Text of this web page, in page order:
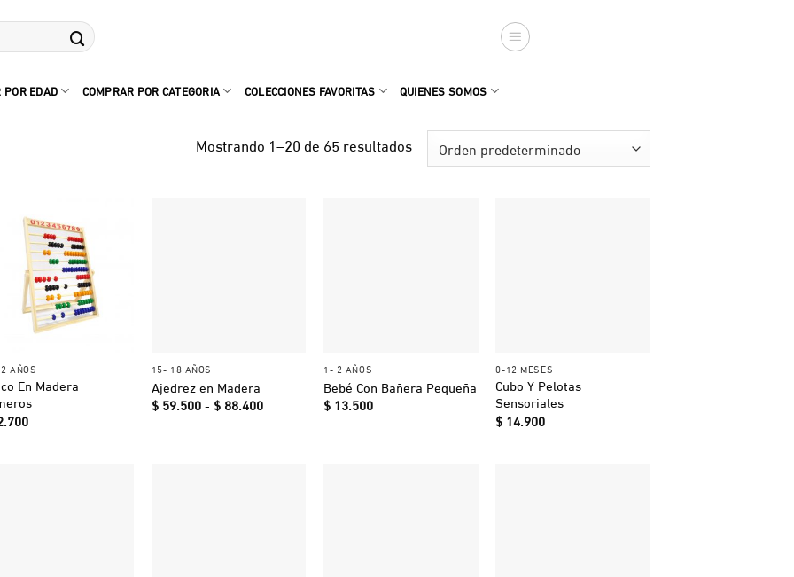
POR EDAD COMPRAR POR CATEGORIA COLECCIONES FAVORITAS QUIENES SOMOS
Mostrando 1–20 de 65 resultados
AÑOS
En Madera
15- 18 AÑOS
Ajedrez en Madera
$59.500- $88.400Rango
de
1- 2 AÑOS
Bebé Con Bañera Pequeña
$ 13.500
0-12 MESES
Cubo Y Pelotas
Sensoriales
$ 14.900